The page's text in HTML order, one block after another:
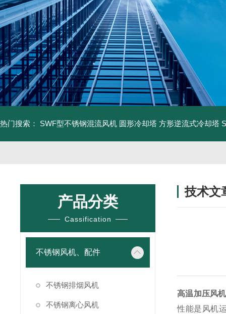
热门搜索： SWF型不锈钢混流风机 圆形冷却塔 方形逆流式冷却塔
产品分类
Cassification
不锈钢风机、配件
不锈钢排烟风机
不锈钢离心风机
技术文
高温加压风机
性能是风机